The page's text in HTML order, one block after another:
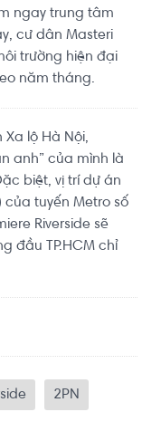
ngay trung tâm
cư dân Masteri
trường hiện đại
năm tháng.
Xa lộ Hà Nội,
anh” của mình là
biệt, vị trí dự án
của tuyến Metro số
Riverside sẽ
đầu TP.HCM chỉ
2PN